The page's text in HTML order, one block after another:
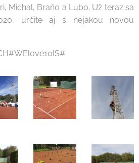
Michal, Braňo a Lubo. Už teraz sa
určite aj s nejakou novou